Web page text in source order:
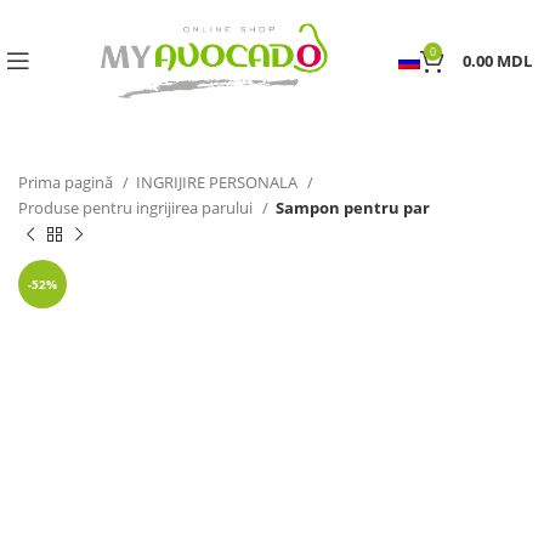
0 0.00 MDL
Prima pagină
INGRIJIRE PERSONALA
Produse pentru ingrijirea parului
Sampon pentru par
-52%